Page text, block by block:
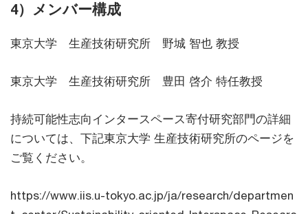
4）メンバー構成
東京大学 生産技術研究所 野城 智也 教授
東京大学 生産技術研究所 豊田 啓介 特任教授
持続可能性志向インタースペース寄付研究部門の詳細
については、下記東京大学 生産技術研究所のページを
ご覧ください。
https://www.iis.u-tokyo.ac.jp/ja/research/departmen